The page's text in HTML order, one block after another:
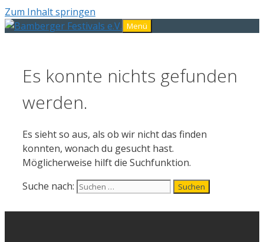
Zum Inhalt springen
Menü
Es konnte nichts gefunden
werden.
Es sieht so aus, als ob wir nicht das finden
konnten, wonach du gesucht hast.
Möglicherweise hilft die Suchfunktion.
Suche nach: